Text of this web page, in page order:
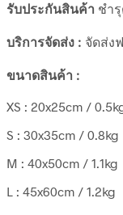
รับประกันสินค้า ชำ
บริการจัดส่ง : จัดส่ง
ขนาดสินค้า :
XS : 20x25cm /
S : 30x35cm / 0.8kg
M : 40x50cm / 1.1kg
L : 45x60cm / 1.2kg